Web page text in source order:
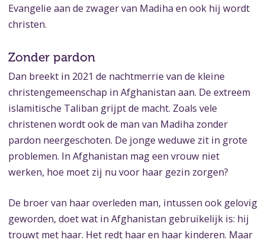
Evangelie aan de zwager van Madiha en ook hij wordt
christen.
Zonder pardon
Dan breekt in 2021 de nachtmerrie van de kleine
christengemeenschap in Afghanistan aan. De extreem
islamitische Taliban grijpt de macht. Zoals vele
christenen wordt ook de man van Madiha zonder
pardon neergeschoten. De jonge weduwe zit in grote
problemen. In Afghanistan mag een vrouw niet
werken, hoe moet zij nu voor haar gezin zorgen?
De broer van haar overleden man, intussen ook gelovig
geworden, doet wat in Afghanistan gebruikelijk is: hij
trouwt met haar. Het redt haar en haar kinderen. Maar